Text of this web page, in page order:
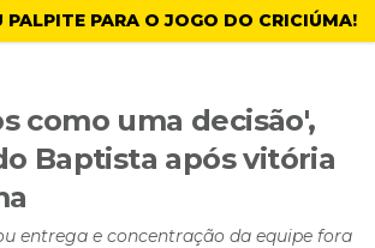
PALPITE PARA O JOGO DO CRICIÚMA!
como uma decisão',
Baptista após vitória
entrega e concentração da equipe fora